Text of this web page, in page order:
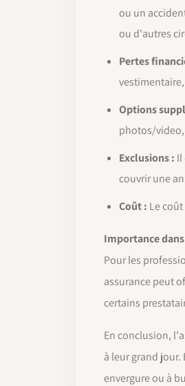
ou un
ou d'autres
Pertes
Options
photos/
Exclusions : Il
couvrir une
Coût : Le
Importance
Pour les
assurance peut
certains
En conclusion,
à leur grand
envergure ou à